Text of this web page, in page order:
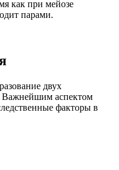
как при мейозе
парами.
двух
Важнейшим аспектом
факторы в